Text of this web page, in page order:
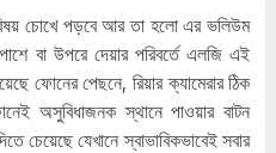
চোখে পড়বে আর তা হলো এর ভলিউম
বা উপরে দেয়ার পরিবর্তে এলজি এই
ফোনের পেছনে, রিয়ার ক্যামেরার ঠিক
অসুবিধাজনক স্থানে পাওয়ার বাটন
যেখানে স্বাভাবিকভাবেই সবার